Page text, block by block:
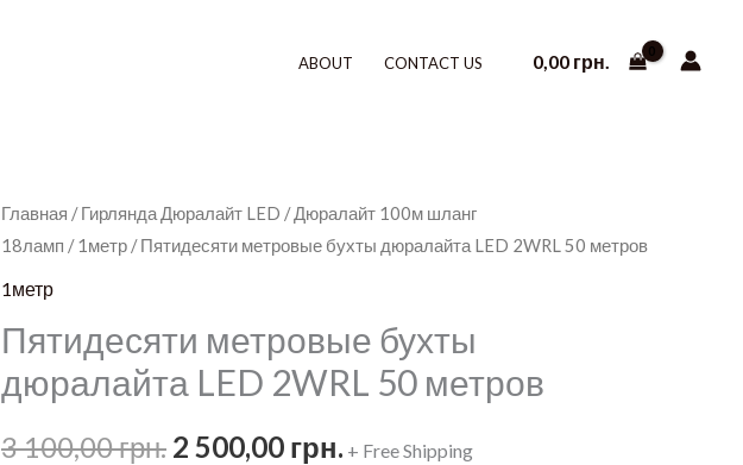
ABOUT CONTACT US 0,00 грн.
Главная /Гирлянда Дюралайт LED /Дюралайт 100м шланг
18ламп /1метр / Пятидесяти метровые бухты дюралайта LED 2WRL 50 метров
1метр
Пятидесяти метровые бухты
дюралайта LED 2WRL 50 метров
3 100,00грн. Первоначальная
2 500,00 грн.Текущая
+ Free Shipping